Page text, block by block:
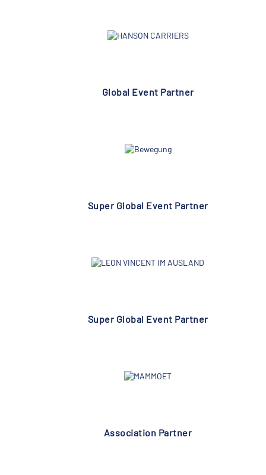
Global Event Partner
Super Global Event Partner
Super Global Event Partner
Association Partner